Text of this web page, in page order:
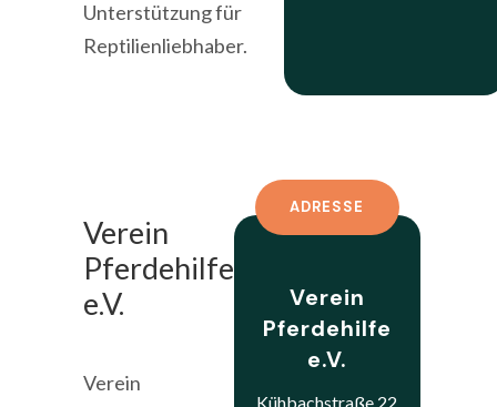
Unterstützung für
Reptilienliebhaber.
Verein
Pferdehilfe
e.V.
Verein
ADRESSE
Verein
Pferdehilfe
e.V.
Kühbachstraße 22